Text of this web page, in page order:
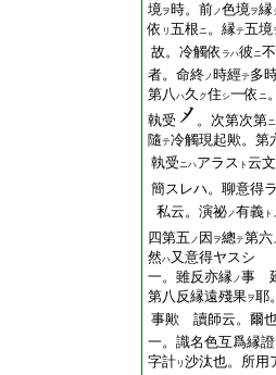
境ヲ時。 前ノ色境ヲ縁
依 リ 五根ニ。縁テ五境
故。冷觸依 ラハ彼ニ不
者。命終ノ時經テ多
第八ハ久 ク住 シ一依 ニ
執受
。次第次第ニ
隨テ冷觸現起歟。第
執受ニハアラス ト 云
簡スレハ。聊意得
私云。演祕ノ有義 ト
四第五 ノ 因 ヲ總テ第六
然ハ又意得ヤスシ
一。雖反亦縁ノ事
第八反縁遠殘果ヲ耶
事歟 讀師云。爾
一。識名色互爲縁證
字計 リ 沙汰也。所用